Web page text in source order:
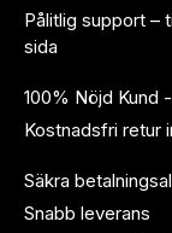
Pålitlig support –
sida
100% Nöjd Kund
Kostnadsfri retur
Säkra
Snabb leverans